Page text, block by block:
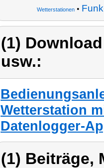
Wetterstationen•
(1)
usw.:
Wetterstation
Datenlogger-
(1) Beiträge,